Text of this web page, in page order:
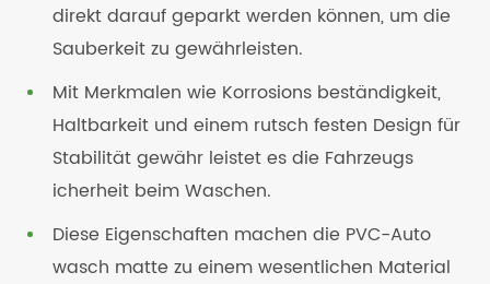
direkt darauf geparkt werden können, um die
Sauberkeit zu gewährleisten.
Mit Merkmalen wie Korrosions beständigkeit,
Haltbarkeit und einem rutsch festen Design für
Stabilität gewähr leistet es die Fahrzeugs
icherheit beim Waschen.
Diese Eigenschaften machen die PVC-Auto
wasch matte zu einem wesentlichen Material